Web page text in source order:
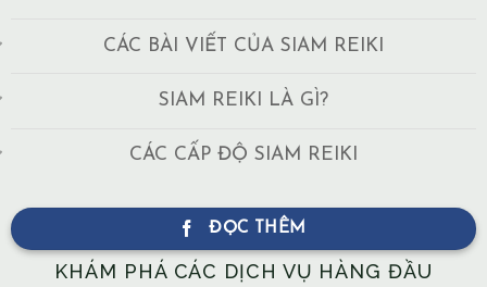
CÁC BÀI VIẾT CỦA SIAM REIKI
SIAM REIKI LÀ GÌ?
CÁC CẤP ĐỘ SIAM REIKI
ĐỌC THÊM
KHÁM PHÁ CÁC DỊCH VỤ HÀNG ĐẦU